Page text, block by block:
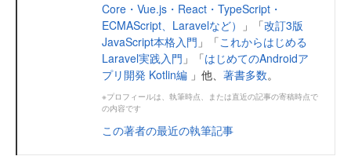
Core・Vue.js・React・TypeScript・
ECMAScript、Laravelなど）
」「改訂3版
JavaScript本格入門 」「これからはじめる
Laravel実践入門 」「はじめてのAndroidア
プリ開発 Kotlin編 」他、 著書多数。
※プロフィールは、執筆時点、または直近の記事の寄稿時点で
の内容です
この著者の最近の執筆記事